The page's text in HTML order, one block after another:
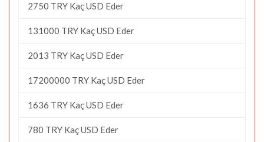
2750 TRY Kaç USD Eder
131000 TRY Kaç USD Eder
2013 TRY Kaç USD Eder
17200000 TRY Kaç USD Eder
1636 TRY Kaç USD Eder
780 TRY Kaç USD Eder